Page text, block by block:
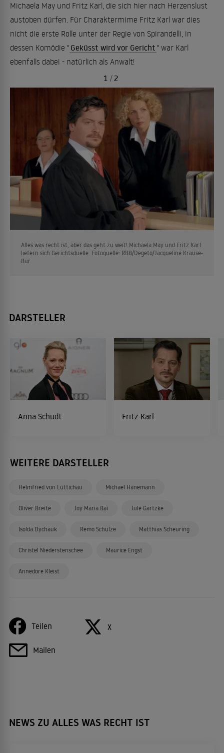
Michaela May und Fritz Karl, die sich hier nach Herzenslust
austoben dürfen. Für Charaktermime Fritz Karl war dies
nicht die erste Rolle unter der Regie von Spirandelli, in
dessen Komödie " Geküsst wird vor Gericht " war Karl
ebenfalls dabei - natürlich als Anwalt!
Alles was recht ist, aber das geht zu weit! Michaela May und Fritz Karl
liefern sich Gerichtsduelle Fotoquelle: RBB/Degeto/Jacqueline Krause-
Bur
1 / 2
DARSTELLER
Anna Schudt Fritz Karl
WEITERE DARSTELLER
Helmfried von Lüttichau Michael Hanemann
Oliver Breite Joy Maria Bai Jule Gartzke
Isolda Dychauk Remo Schulze Matthias Scheuring
Christel Niederstenschee Maurice Engst
Annedore Kleist
Teilen X
Mailen
NEWS ZU ALLES WAS RECHT IST